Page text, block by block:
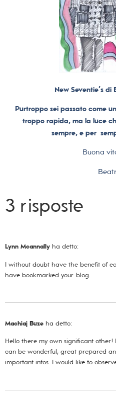
New Seventie’s
Purtroppo sei passato come
troppo rapida, ma la luce
sempre, e per
Buona
3 risposte
Lynn Mcannally ha detto:
I without doubt have the benefit of
have bookmarked your blog.
Machiaj Buze ha detto:
Hello there my own significant
can be wonderful, great prepared
important infos. I would like to